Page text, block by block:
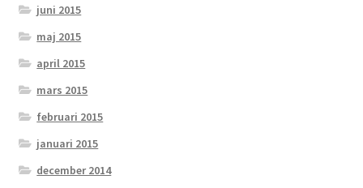
juni 2015
maj 2015
april 2015
mars 2015
februari 2015
januari 2015
december 2014